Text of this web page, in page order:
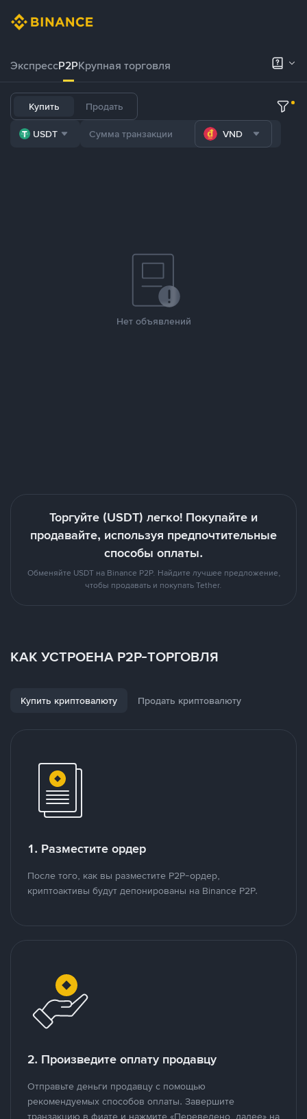
ЭкспрессP2PКрупная торговля
Купить Продать
USDT VND
Нет объявлений
Торгуйте (USDT) легко! Покупайте и
продавайте, используя предпочтительные
способы оплаты.
Обменяйте USDT на Binance P2P. Найдите лучшее предложение,
чтобы продавать и покупать Tether.
КАК УСТРОЕНА P2P-ТОРГОВЛЯ
Купить криптовалюту Продать криптовалюту
1. Разместите ордер
После того, как вы разместите P2P-ордер,
криптоактивы будут депонированы на Binance P2P.
2. Произведите оплату продавцу
Отправьте деньги продавцу с помощью
рекомендуемых способов оплаты. Завершите
транзакцию в фиате и нажмите «Переведено, далее» на